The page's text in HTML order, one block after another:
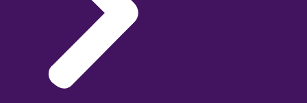
42,10%
43,80%
2012
44,90%
2013
46,20%